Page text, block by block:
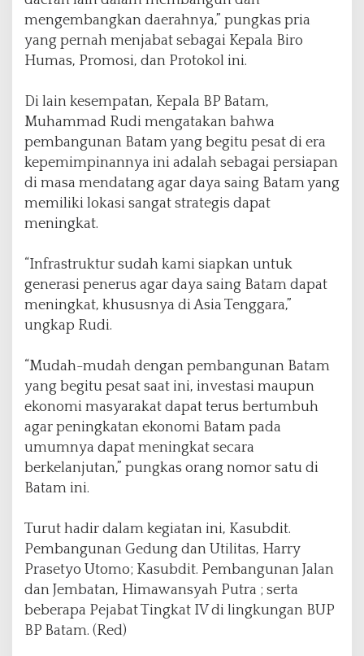
mengembangkan daerahnya,” pungkas pria
yang pernah menjabat sebagai Kepala Biro
Humas, Promosi, dan Protokol ini.
Di lain kesempatan, Kepala BP Batam,
Muhammad Rudi mengatakan bahwa
pembangunan Batam yang begitu pesat di era
kepemimpinannya ini adalah sebagai persiapan
di masa mendatang agar daya saing Batam yang
memiliki lokasi sangat strategis dapat
meningkat.
“Infrastruktur sudah kami siapkan untuk
generasi penerus agar daya saing Batam dapat
meningkat, khususnya di Asia Tenggara,”
ungkap Rudi.
“Mudah-mudah dengan pembangunan Batam
yang begitu pesat saat ini, investasi maupun
ekonomi masyarakat dapat terus bertumbuh
agar peningkatan ekonomi Batam pada
umumnya dapat meningkat secara
berkelanjutan,” pungkas orang nomor satu di
Batam ini.
Turut hadir dalam kegiatan ini, Kasubdit.
Pembangunan Gedung dan Utilitas, Harry
Prasetyo Utomo; Kasubdit. Pembangunan Jalan
dan Jembatan, Himawansyah Putra ; serta
beberapa Pejabat Tingkat IV di lingkungan BUP
BP Batam. (Red)